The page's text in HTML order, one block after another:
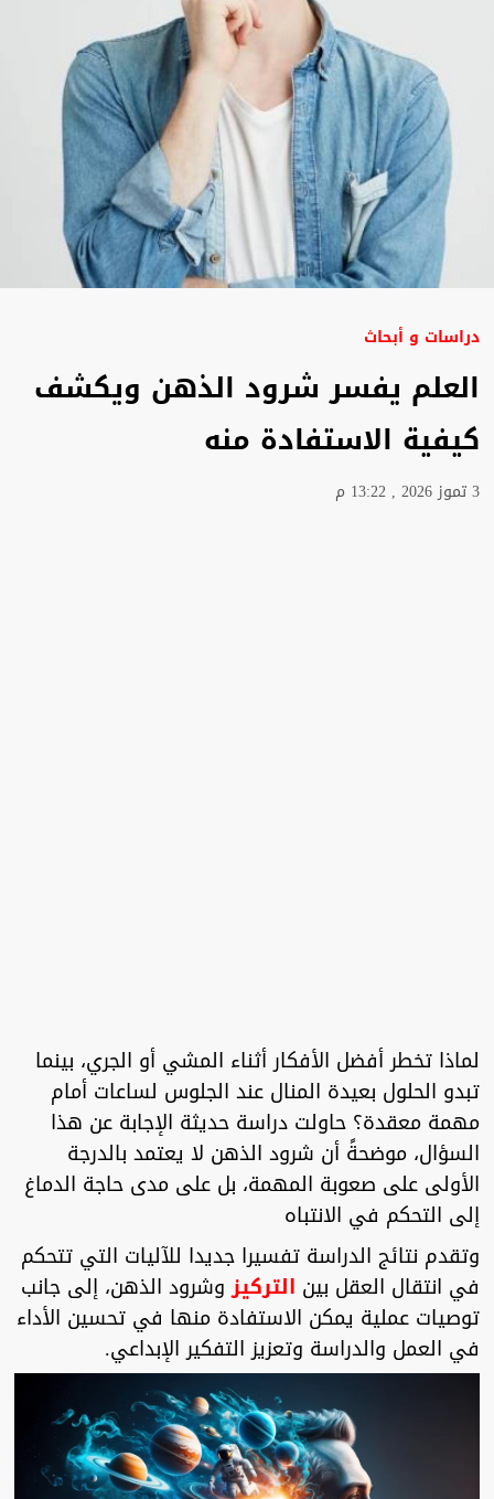
دراسات و أبحاث
العلم يفسر شرود الذهن ويكشف
كيفية الاستفادة منه
3 تموز 2026 , 13:22 م
لماذا تخطر أفضل الأفكار أثناء المشي أو الجري، بينما
تبدو الحلول بعيدة المنال عند الجلوس لساعات أمام
مهمة معقدة؟ حاولت دراسة حديثة الإجابة عن هذا
السؤال، موضحةً أن شرود الذهن لا يعتمد بالدرجة
الأولى على صعوبة المهمة، بل على مدى حاجة الدماغ
إلى التحكم في الانتباه
وتقدم نتائج الدراسة تفسيرا جديدا للآليات التي تتحكم
في انتقال العقل بين التركيزوشرود الذهن، إلى جانب
توصيات عملية يمكن الاستفادة منها في تحسين الأداء
في العمل والدراسة وتعزيز التفكير الإبداعي.